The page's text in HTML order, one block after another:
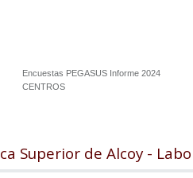
Encuestas PEGASUS Informe 2024
CENTROS
Superior de Alcoy -